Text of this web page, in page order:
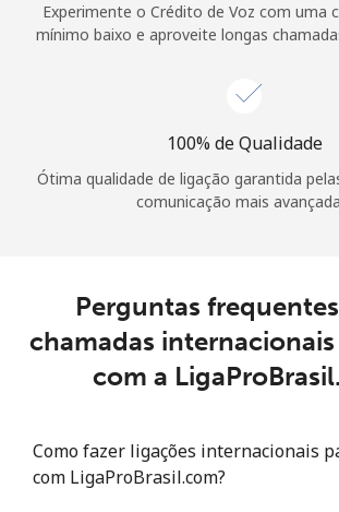
Continuar com
Experimente o Crédito de Voz com uma
mínimo baixo e aproveite longas
100% de Qualidade
Ótima qualidade de ligação garantida
comunicação mais
Perguntas
chamadas
com a
Como fazer ligações internacionais
com LigaProBrasil.com?